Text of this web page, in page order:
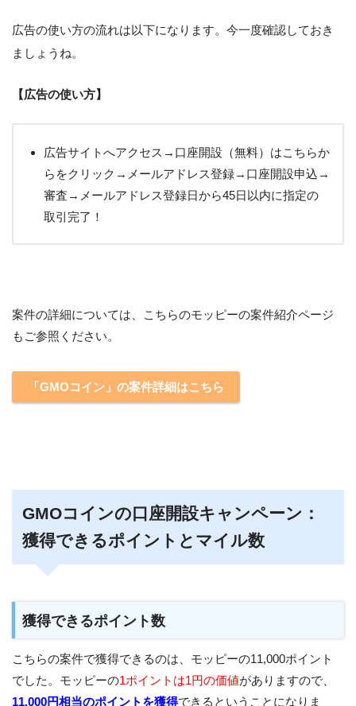
広告の使い方の流れは以下になります。今一度確認しておき
ましょうね。
【広告の使い方】
広告サイトへアクセス→口座開設（無料）はこちらか
らをクリック→メールアドレス登録→口座開設申込→
審査→メールアドレス登録日から45日以内に指定の
取引完了！
案件の詳細については、こちらのモッピーの案件紹介ページ
もご参照ください。
「GMOコイン」の案件詳細はこちら
GMOコインの口座開設キャンペーン：
獲得できるポイントとマイル数
獲得できるポイント数
こちらの案件で獲得できるのは、モッピーの11,000ポイント
でした。モッピーの1ポイントは1円の価値がありますので、
11,000円相当のポイントを獲得できるということになりま